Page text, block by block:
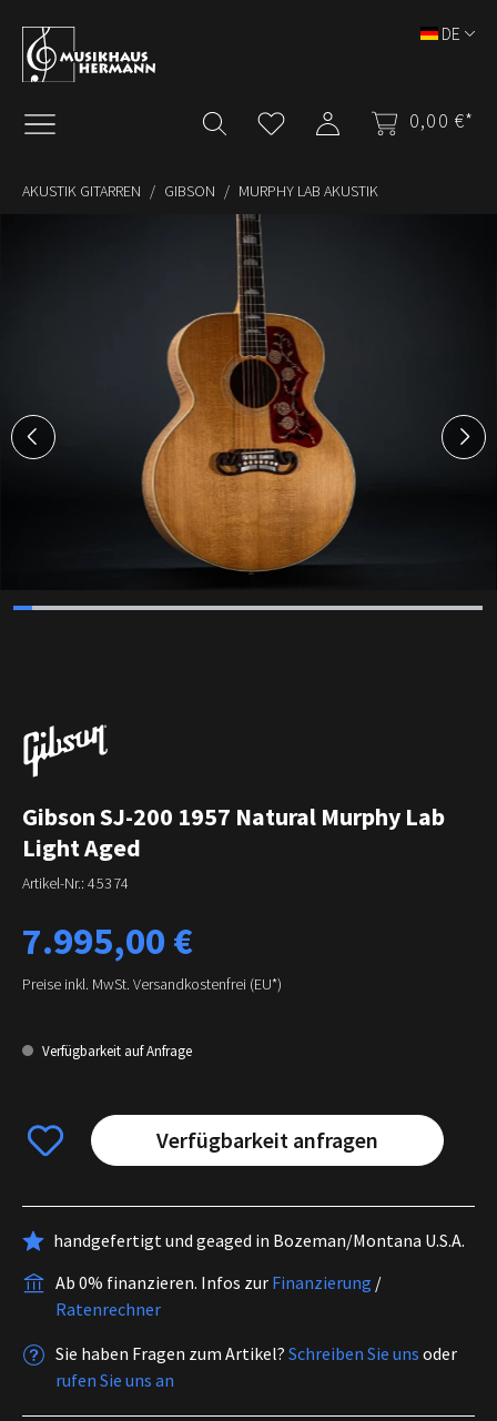
Zum Hauptinhalt springen
0,00 €*
DE
AKUSTIK GITARREN GIBSON MURPHY LAB AKUSTIK
Gibson SJ-200 1957 Natural Murphy Lab
Light Aged
Artikel-Nr.: 45374
Regulärer Preis:
7.995,00 €
Preise inkl. MwSt. Versandkostenfrei (EU*)
Verfügbarkeit auf Anfrage
Verfügbarkeit anfragen
handgefertigt und geaged in Bozeman/Montana U.S.A.
Ab 0% finanzieren. Infos zur Finanzierung /
Ratenrechner
Sie haben Fragen zum Artikel? Schreiben Sie uns oder
rufen Sie uns an